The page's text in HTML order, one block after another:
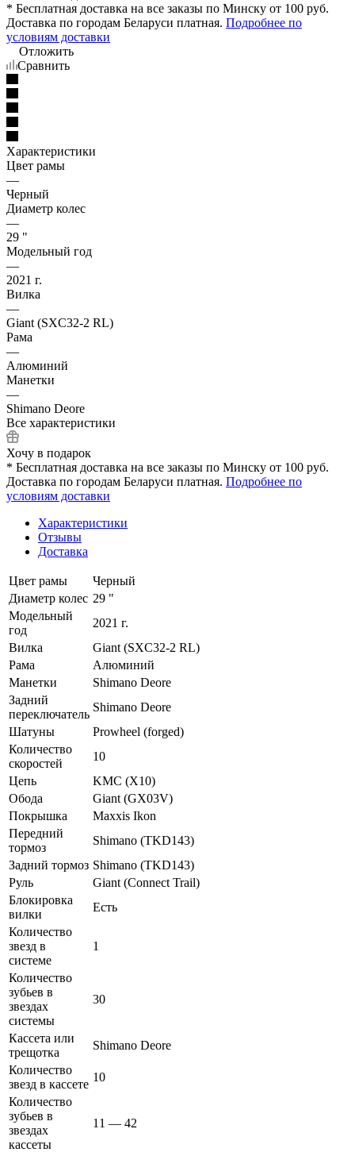
* Бесплатная доставка на все заказы по Минску от 100 руб.
Доставка по городам Беларуси платная. Подробнее по
условиям доставки
Отложить
Сравнить
Характеристики
Цвет рамы
—
Черный
Диаметр колес
—
29 "
Модельный год
—
2021 г.
Вилка
—
Giant (SXC32-2 RL)
Рама
—
Алюминий
Манетки
—
Shimano Deore
Все характеристики
Хочу в подарок
* Бесплатная доставка на все заказы по Минску от 100 руб.
Доставка по городам Беларуси платная. Подробнее по
условиям доставки
Характеристики
Отзывы
Доставка
Цвет рамы
Черный
Диаметр колес 29 "
Модельный
год
2021 г.
Вилка
Giant (SXC32-2 RL)
Рама
Алюминий
Манетки
Shimano Deore
Задний
переключатель
Shimano Deore
Шатуны
Prowheel (forged)
Количество
скоростей
10
Цепь
KMC (X10)
Обода
Giant (GX03V)
Покрышка
Maxxis Ikon
Передний
тормоз
Shimano (TKD143)
Задний тормоз Shimano (TKD143)
Руль
Giant (Connect Trail)
Блокировка
вилки
Есть
Количество
звезд в
системе
1
Количество
зубьев в
звездах
системы
30
Кассета или
трещотка
Shimano Deore
Количество
звезд в кассете
10
Количество
зубьев в
звездах
кассеты
11 — 42